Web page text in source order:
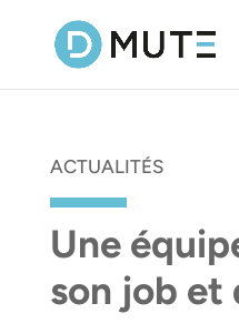
ACTUALITÉS
Une
son job et